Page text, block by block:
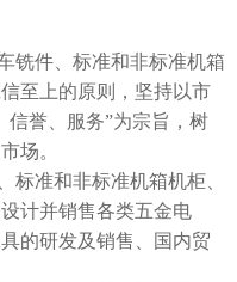
铣件、标准和非标准机箱
至上的原则，坚持以市
信誉、服务”为宗旨，树
场。
准和非标准机箱机柜、
计并销售各类五金电
的研发及销售、国内贸